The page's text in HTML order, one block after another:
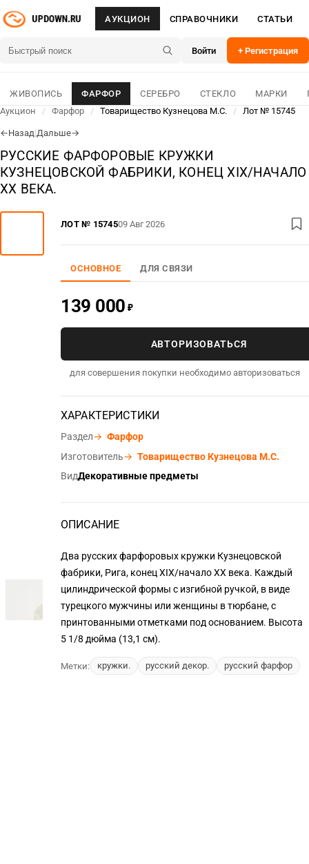
АУКЦИОН СПРАВОЧНИКИ СТАТЬИ
Войти + Регистрация
ЖИВОПИСЬ ФАРФОР СЕРЕБРО СТЕКЛО МАРКИ
Аукцион
/ Фарфор / Товарищество Кузнецова М.С. / Лот № 15745
←Назад|Дальше→
РУССКИЕ ФАРФОРОВЫЕ КРУЖКИ
КУЗНЕЦОВСКОЙ ФАБРИКИ, КОНЕЦ XIX/НАЧАЛО
XX ВЕКА.
ЛОТ № 1574509 Авг 2026
ОСНОВНОЕ ДЛЯ СВЯЗИ
139 000 ₽
АВТОРИЗОВАТЬСЯ
для совершения покупки необходимо авторизоваться
ХАРАКТЕРИСТИКИ
Раздел→ Фарфор
Изготовитель→ Товарищество Кузнецова М.С.
ВидДекоративные предметы
ОПИСАНИЕ
Два русских фарфоровых кружки Кузнецовской
фабрики, Рига, конец XIX/начало XX века. Каждый
цилиндрической формы с изгибной ручкой, в виде
турецкого мужчины или женщины в тюрбане, с
принтованными отметками под основанием. Высота
5 1/8 дюйма (13,1 см).
Метки: кружки. русский декор. русский фарфор